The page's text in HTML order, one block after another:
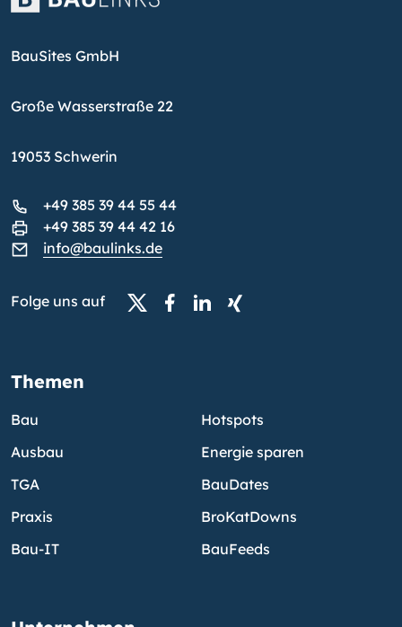
BauSites GmbH
Große Wasserstraße 22
19053 Schwerin
+49 385 39 44 55 44
+49 385 39 44 42 16
info@baulinks.de
Folge uns auf
Themen
Bau
Ausbau
TGA
Praxis
Bau-IT
Hotspots
Energie sparen
BauDates
BroKatDowns
BauFeeds